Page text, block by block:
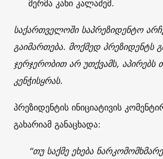
მერმა კახი კალაძემ.
საქართველოში საპრეზიდენტო
გაიმართება. მოქმედ პრეზიდენტს
ჯერჯერობით არ უთქვამს,
კენჭისყრას.
პრეზიდენტის ინიციატივის
გახარიამ განაცხადა:
“თუ საქმე ეხება